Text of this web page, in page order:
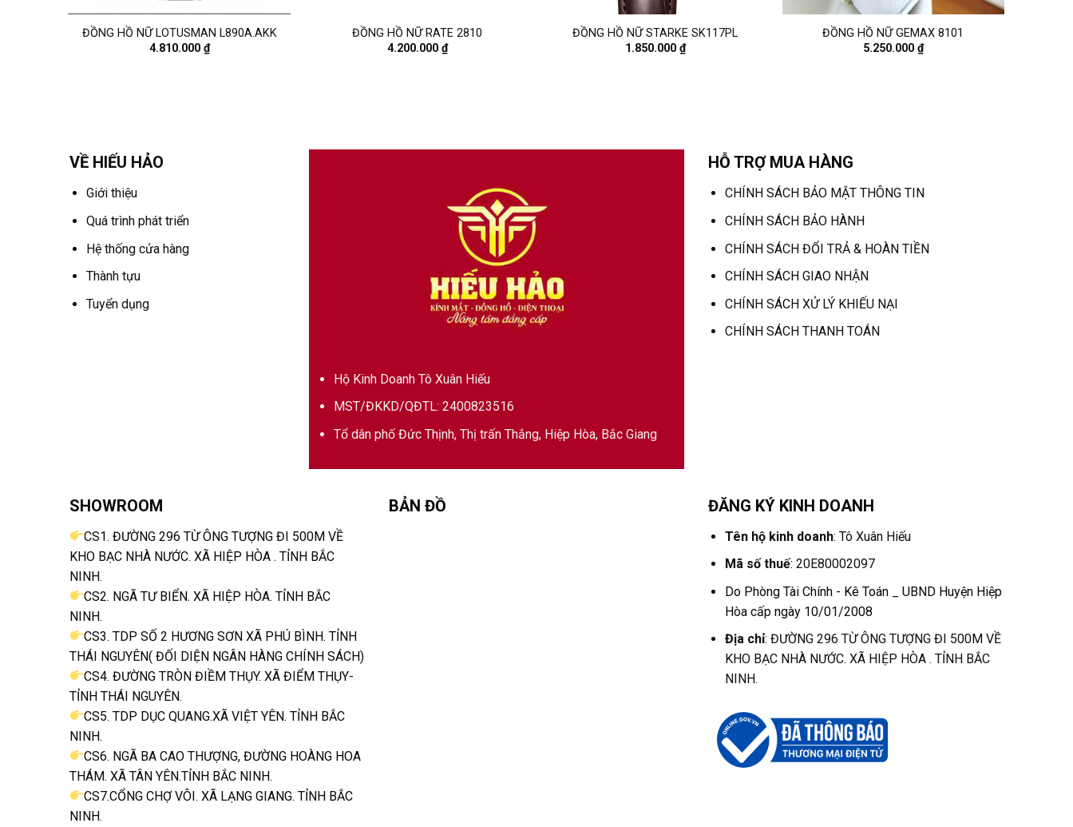
ĐỒNG HỒ NỮ LOTUSMAN L890A.AKK
4.810.000 ₫
ĐỒNG HỒ NỮ RATE 2810
4.200.000 ₫
ĐỒNG HỒ NỮ STARKE SK117PL
1.850.000 ₫
ĐỒNG HỒ NỮ GEMAX 8101
5.250.000 ₫
VỀ HIẾU HẢO
Giới thiệu
Quá trình phát triển
Hệ thống cửa hàng
Thành tựu
Tuyển dụng
Hộ Kinh Doanh Tô Xuân Hiếu
MST/ĐKKD/QĐTL: 2400823516
Tổ dân phố Đức Thịnh, Thị trấn Thắng, Hiệp Hòa, Bắc Giang
HỖ TRỢ MUA HÀNG
CHÍNH SÁCH BẢO MẬT THÔNG TIN
CHÍNH SÁCH BẢO HÀNH
CHÍNH SÁCH ĐỔI TRẢ & HOÀN TIỀN
CHÍNH SÁCH GIAO NHẬN
CHÍNH SÁCH XỬ LÝ KHIẾU NẠI
CHÍNH SÁCH THANH TOÁN
SHOWROOM
CS1. ĐƯỜNG 296 TỪ ÔNG TƯỢNG ĐI 500M VỀ
KHO BẠC NHÀ NƯỚC. XÃ HIỆP HÒA . TỈNH BẮC
NINH.
CS2. NGÃ TƯ BIỂN. XÃ HIỆP HÒA. TỈNH BẮC
NINH.
CS3. TDP SỐ 2 HƯƠNG SƠN XÃ PHÚ BÌNH. TỈNH
THÁI NGUYÊN( ĐỐI DIỆN NGÂN HÀNG CHÍNH SÁCH)
CS4. ĐƯỜNG TRÒN ĐIỀM THỤY. XÃ ĐIỂM THỤY-
TỈNH THÁI NGUYÊN.
CS5. TDP DỤC QUANG.XÃ VIỆT YÊN. TỈNH BẮC
NINH.
CS6. NGÃ BA CAO THƯỢNG, ĐƯỜNG HOÀNG HOA
THÁM. XÃ TÂN YÊN.TỈNH BẮC NINH.
CS7.CỔNG CHỢ VÔI. XÃ LẠNG GIANG. TỈNH BẮC
NINH.
BẢN ĐỒ ĐĂNG KÝ KINH DOANH
Tên hộ kinh doanh: Tô Xuân Hiếu
Mã số thuế: 20E80002097
Do Phòng Tài Chính - Kê Toán _ UBND Huyện Hiệp
Hòa cấp ngày 10/01/2008
Địa chỉ: ĐƯỜNG 296 TỪ ÔNG TƯỢNG ĐI 500M VỀ
KHO BẠC NHÀ NƯỚC. XÃ HIỆP HÒA . TỈNH BẮC
NINH.